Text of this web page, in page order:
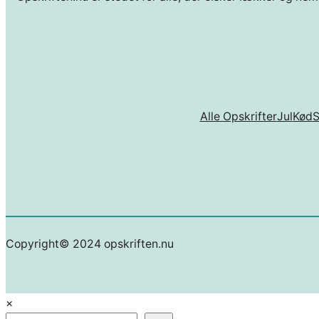
Alle OpskrifterJulKød
Copyright© 2024 opskriften.nu
×